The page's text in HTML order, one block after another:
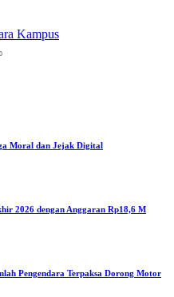
Moral dan Jejak Digital
2026 dengan Anggaran Rp18,6 M
Pengendara Terpaksa Dorong Motor